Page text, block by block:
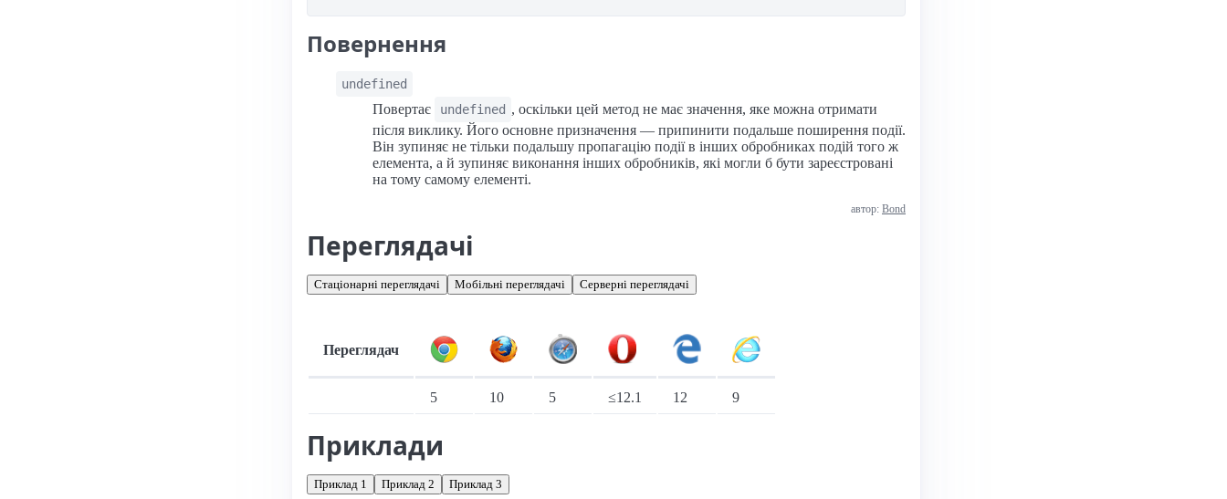
Повернення
undefined
Повертає undefined , оскільки цей метод не має значення, яке можна отримати
після виклику. Його основне призначення — припинити подальше поширення події.
Він зупиняє не тільки подальшу пропагацію події в інших обробниках подій того ж
елемента, а й зупиняє виконання інших обробників, які могли б бути зареєстровані
на тому самому елементі.
автор: Bond
Переглядачі
Стаціонарні переглядачі Мобільні переглядачі Серверні переглядачі
Переглядач
5 10 5 ≤12.1 12 9
Приклади
Приклад 1 Приклад 2 Приклад 3